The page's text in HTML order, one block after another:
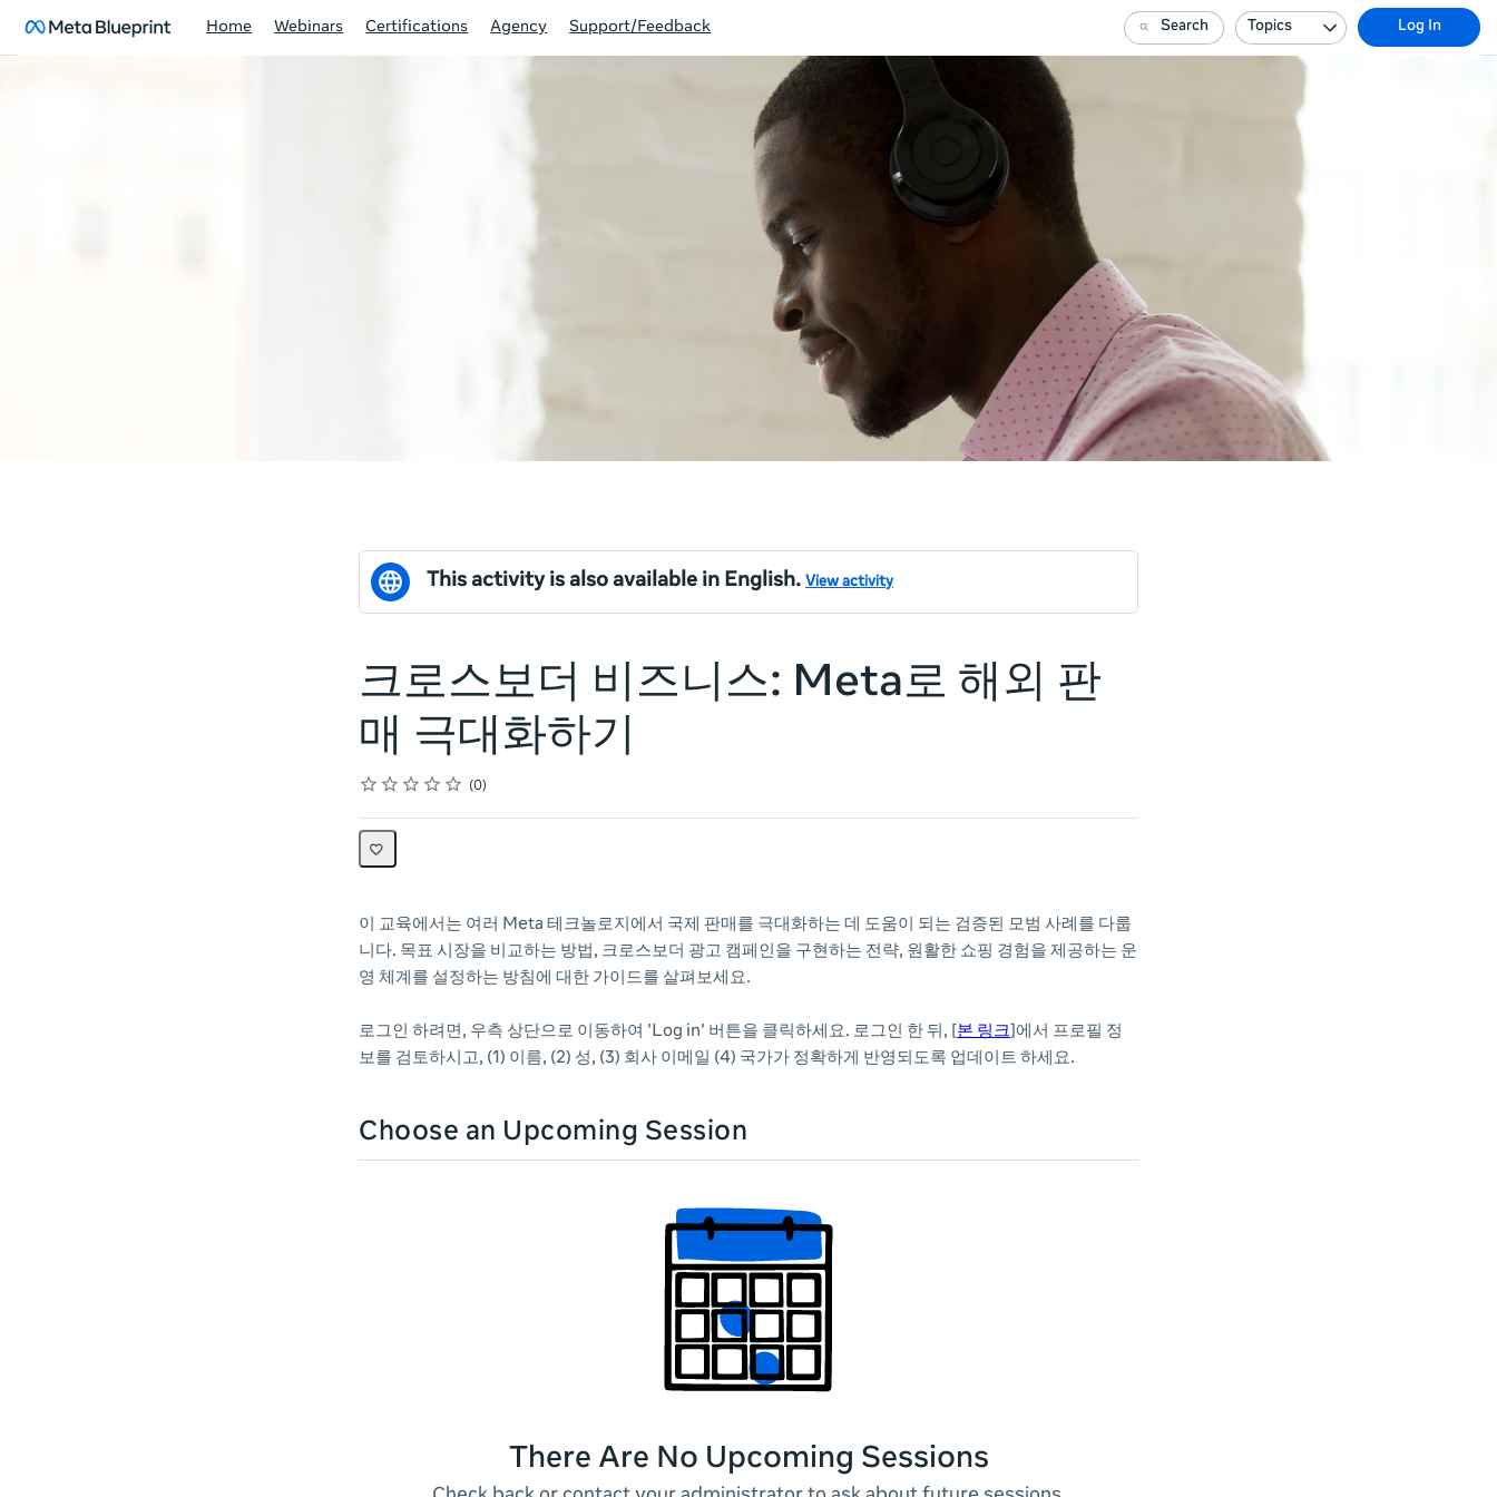
Home Webinars Certifications Agency Support/Feedback Search Topics Log In
This activity is also available in English. View activity
크로스보더 비즈니스: Meta로 해외 판
매 극대화하기
Rating
1 star
2 stars
3 stars
4 stars
5 stars
Average rating: 0 0
No reviews
이 교육에서는 여러 Meta 테크놀로지에서 국제 판매를 극대화하는 데 도움이 되는 검증된 모범 사례를 다룹
니다. 목표 시장을 비교하는 방법, 크로스보더 광고 캠페인을 구현하는 전략, 원활한 쇼핑 경험을 제공하는 운
영 체계를 설정하는 방침에 대한 가이드를 살펴보세요.
로그인 하려면, 우측 상단으로 이동하여 'Log in' 버튼을 클릭하세요. 로그인 한 뒤, [본 링크] 에서 프로필 정
보를 검토하시고, (1) 이름, (2) 성, (3) 회사 이메일 (4) 국가가 정확하게 반영되도록 업데이트 하세요.
Choose an Upcoming Session
There Are No Upcoming Sessions